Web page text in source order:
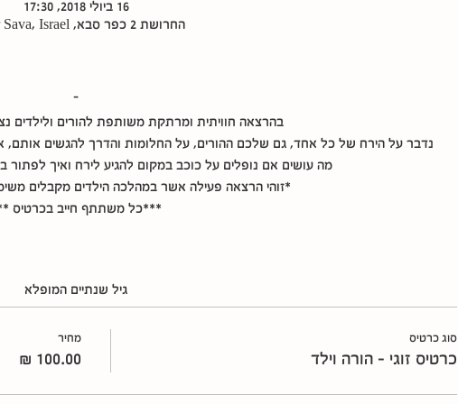
16 ביולי 2018, 17:30
החרושת 2 כפר סבא, Kefar Sava, Israel
-
בהרצאה חוויתית ומרתקת משותפת להורים ולילדים
נדבר על הירח של כל אחד, גם שלכם ההורים, על החלומות והדרך להגשים אותם,
מה עושים אם נופלים על כוכב במקום להגיע לירח ואיך
*זוהי הרצאה פעילה אשר במהלכה הילדים מקבלים
***כל משתתף חייב בכרטיס
גיל שנתיים המופלא
סוג כרטיס
כרטיס זוגי - הורה וילד
מחיר